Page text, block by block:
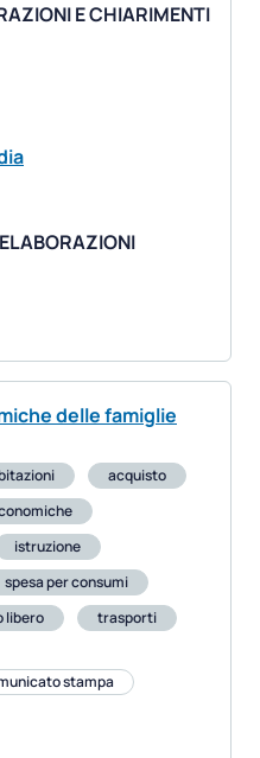
E CHIARIMENTI
delle famiglie
acquisto
istruzione
spesa per consumi
libero trasporti
stampa